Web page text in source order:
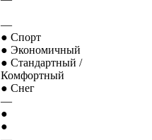
—
● Спорт
● Экономичный
● Стандартный /
Комфортный
● Снег
—
●
●